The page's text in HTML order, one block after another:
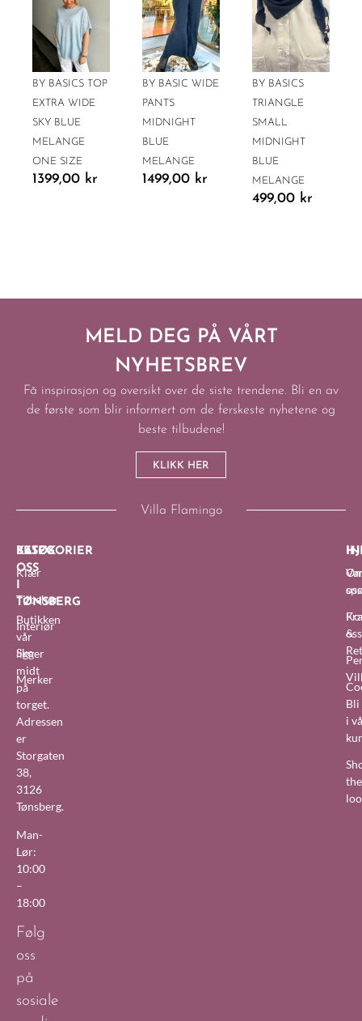
BY BASICS TOP
EXTRA WIDE
SKY BLUE
MELANGE
ONE SIZE
1399,00 kr
BY BASIC WIDE
PANTS
MIDNIGHT
BLUE
MELANGE
1499,00 kr
BY BASICS
TRIANGLE
SMALL
MIDNIGHT
BLUE
MELANGE
499,00 kr
MELD DEG PÅ VÅRT
NYHETSBREV
Få inspirasjon og oversikt over de siste trendene. Bli en av
de første som blir informert om de ferskeste nyhetene og
beste tilbudene!
KLIKK HER
Villa Flamingo
BESØK
OSS
TØNSBERG
Butikken
vår
ligger
midt
på
torget.
Adressen
er
Storgaten
38,
3126
Tønsberg.
Man-
Lør:
10:00
–
18:00
Følg
oss
på
sosiale
KATEGORIER
Klær
Tilbehør
Interiør
Sko
Merker
oss
&
Bli
i
the
oss